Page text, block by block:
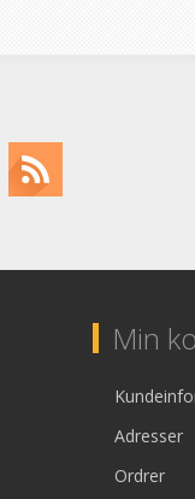
Min
Adresser
Ordrer